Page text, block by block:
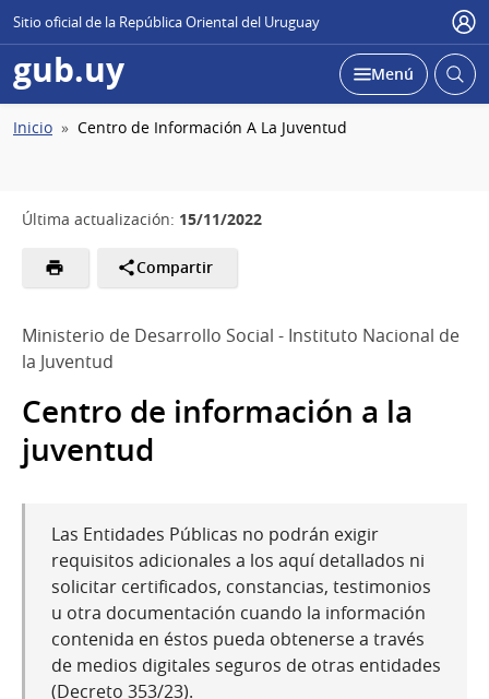
Sitio oficial de la República Oriental del Uruguay
gub.uy Desplegar
Menú Abrir
Ruta
Inicio Centro de Información A La Juventud
Última actualización: 15/11/2022
Compartir
Ministerio de Desarrollo Social - Instituto Nacional de
la Juventud
Centro de información a la
juventud
Las Entidades Públicas no podrán exigir
requisitos adicionales a los aquí detallados ni
solicitar certificados, constancias, testimonios
u otra documentación cuando la información
contenida en éstos pueda obtenerse a través
de medios digitales seguros de otras entidades
(Decreto 353/23).